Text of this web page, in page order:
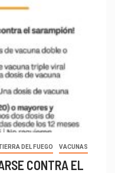
DEL FUEGO VACUNAS
CONTRA EL